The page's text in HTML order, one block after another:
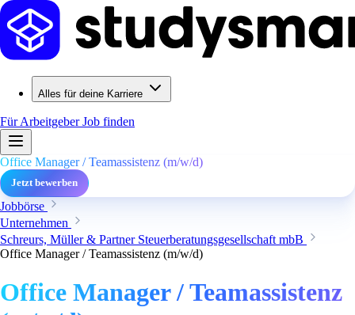
Alles für deine Karriere
Für ArbeitgeberJob finden
Office Manager / Teamassistenz (m/w/d)
Jetzt bewerben
Jobbörse
Unternehmen
Schreurs, Müller & Partner Steuerberatungsgesellschaft mbB
Office Manager / Teamassistenz (m/w/d)
Office Manager / Teamassistenz